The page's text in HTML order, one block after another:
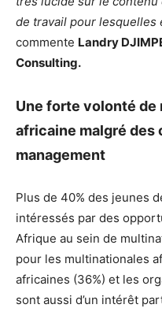
de travail pour lesquelles
commente Landry
Consulting.
Une forte volonté
africaine malgré des
management
Plus de 40% des jeunes
intéressés par des
Afrique au sein de
pour les multinationales
africaines (36%) et les
sont aussi d’un intérêt